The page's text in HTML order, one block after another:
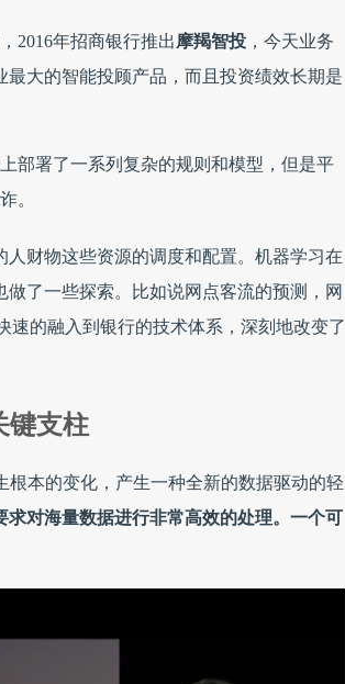
2016年招商银行推出摩羯智投 ，今天业务
大的智能投顾产品，而且投资绩效长期是
上部署了一系列复杂的规则和模型，但是平
。
财物这些资源的调度和配置。机器学习在
了一些探索。比如说网点客流的预测，网
的融入到银行的技术体系，深刻地改变了
键支柱
本的变化，产生一种全新的数据驱动的轻
求对海量数据进行非常高效的处理。一个可